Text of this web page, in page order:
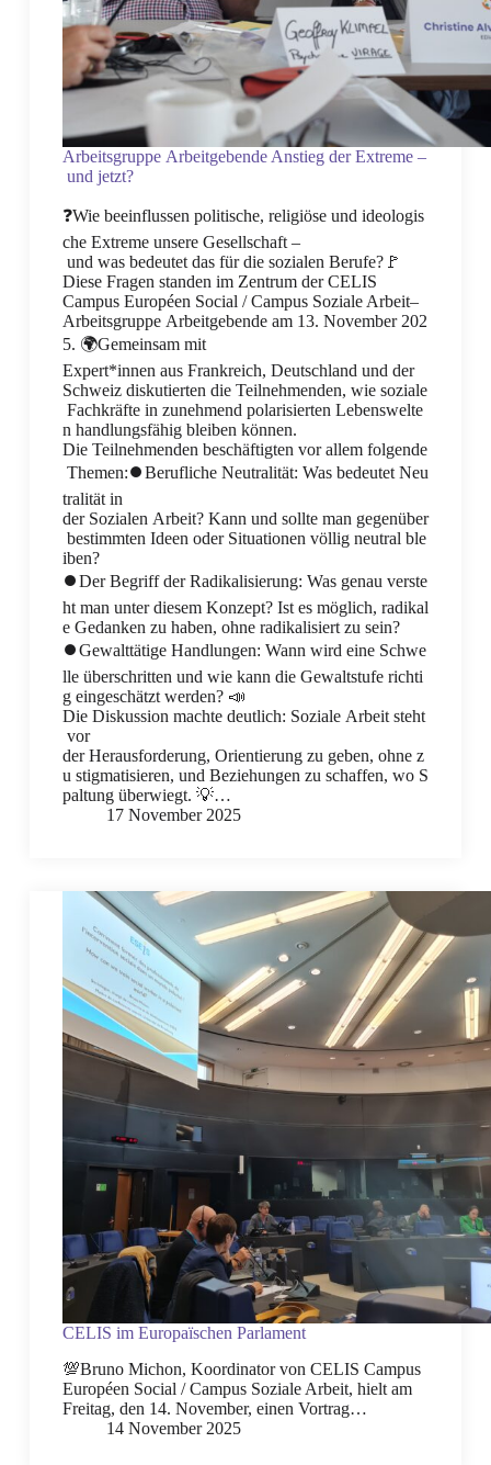
Arbeitsgruppe Arbeitgebende Anstieg der Extreme –
und jetzt?
❓Wie beeinflussen politische, religiöse und ideologis
che Extreme unsere Gesellschaft –
und was bedeutet das für die sozialen Berufe?🚩
Diese Fragen standen im Zentrum der CELIS
Campus Européen Social / Campus Soziale Arbeit–
Arbeitsgruppe Arbeitgebende am 13. November 202
5. 🌍Gemeinsam mit
Expert*innen aus Frankreich, Deutschland und der
Schweiz diskutierten die Teilnehmenden, wie soziale
Fachkräfte in zunehmend polarisierten Lebenswelte
n handlungsfähig bleiben können.
Die Teilnehmenden beschäftigten vor allem folgende
Themen:⏺️Berufliche Neutralität: Was bedeutet Neu
tralität in
der Sozialen Arbeit? Kann und sollte man gegenüber
bestimmten Ideen oder Situationen völlig neutral ble
iben?
⏺️Der Begriff der Radikalisierung: Was genau verste
ht man unter diesem Konzept? Ist es möglich, radikal
e Gedanken zu haben, ohne radikalisiert zu sein?
⏺️Gewalttätige Handlungen: Wann wird eine Schwe
lle überschritten und wie kann die Gewaltstufe richti
g eingeschätzt werden? 📣
Die Diskussion machte deutlich: Soziale Arbeit steht
vor
der Herausforderung, Orientierung zu geben, ohne z
u stigmatisieren, und Beziehungen zu schaffen, wo S
paltung überwiegt. 💡…
17 November 2025
CELIS im Europaïschen Parlament
💯Bruno Michon, Koordinator von CELIS Campus
Européen Social / Campus Soziale Arbeit, hielt am
Freitag, den 14. November, einen Vortrag…
14 November 2025